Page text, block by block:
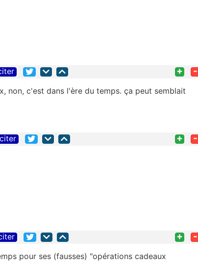
+ -
non, c'est dans l'ère du temps. ça peut semblait
citer + -
+ -
pour ses (fausses) "opérations cadeaux